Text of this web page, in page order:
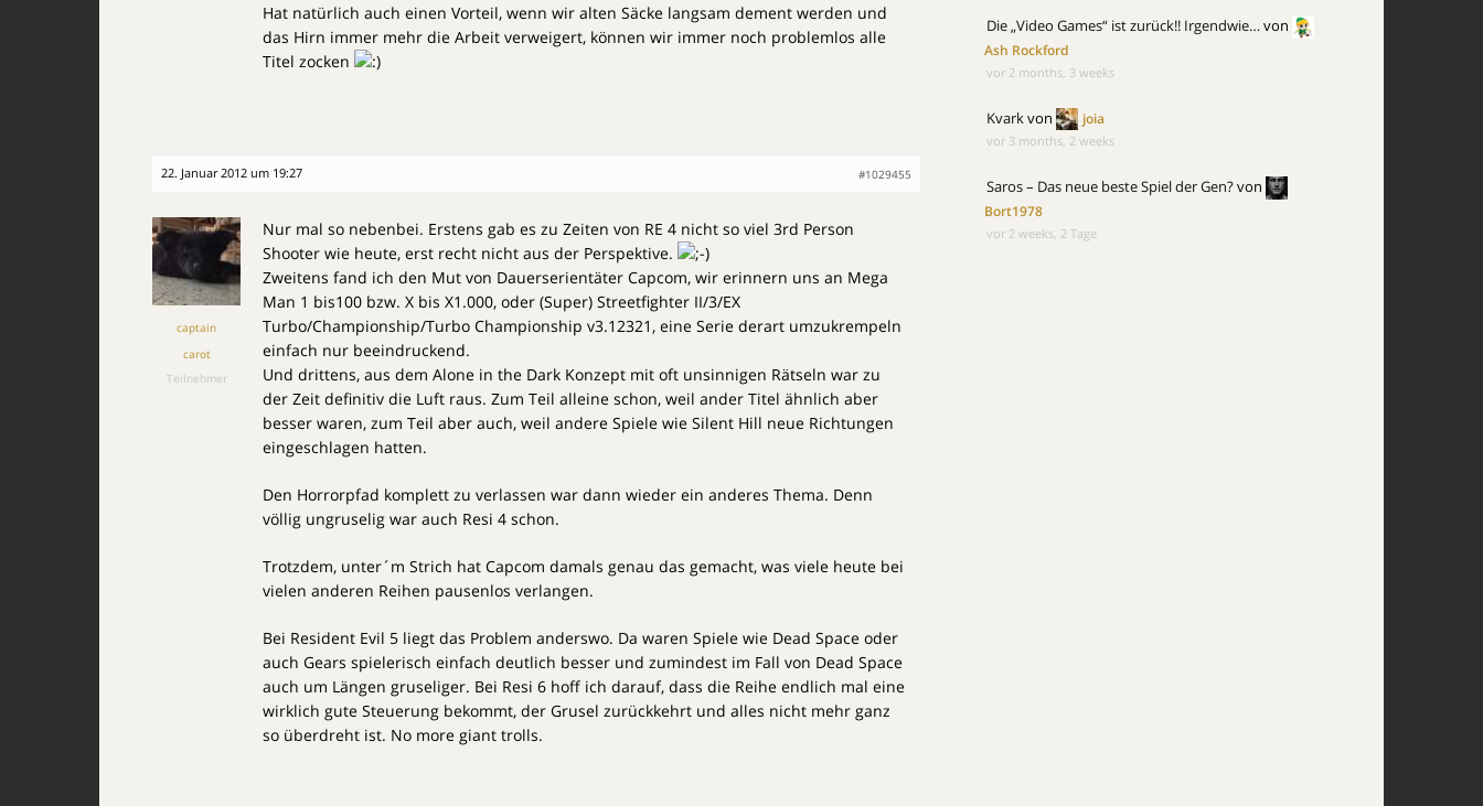
Hat natürlich auch einen Vorteil, wenn wir alten Säcke langsam dement werden und
das Hirn immer mehr die Arbeit verweigert, können wir immer noch problemlos alle
Titel zocken
22. Januar 2012 um 19:27 #1029455
captain
carot
Teilnehmer
Nur mal so nebenbei. Erstens gab es zu Zeiten von RE 4 nicht so viel 3rd Person
Shooter wie heute, erst recht nicht aus der Perspektive.
Zweitens fand ich den Mut von Dauerserientäter Capcom, wir erinnern uns an Mega
Man 1 bis100 bzw. X bis X1.000, oder (Super) Streetfighter II/3/EX
Turbo/Championship/Turbo Championship v3.12321, eine Serie derart umzukrempeln
einfach nur beeindruckend.
Und drittens, aus dem Alone in the Dark Konzept mit oft unsinnigen Rätseln war zu
der Zeit definitiv die Luft raus. Zum Teil alleine schon, weil ander Titel ähnlich aber
besser waren, zum Teil aber auch, weil andere Spiele wie Silent Hill neue Richtungen
eingeschlagen hatten.
Den Horrorpfad komplett zu verlassen war dann wieder ein anderes Thema. Denn
völlig ungruselig war auch Resi 4 schon.
Trotzdem, unter´m Strich hat Capcom damals genau das gemacht, was viele heute bei
vielen anderen Reihen pausenlos verlangen.
Bei Resident Evil 5 liegt das Problem anderswo. Da waren Spiele wie Dead Space oder
auch Gears spielerisch einfach deutlich besser und zumindest im Fall von Dead Space
auch um Längen gruseliger. Bei Resi 6 hoff ich darauf, dass die Reihe endlich mal eine
wirklich gute Steuerung bekommt, der Grusel zurückkehrt und alles nicht mehr ganz
so überdreht ist. No more giant trolls.
Die „Video Games“ ist zurück!! Irgendwie…von
Ash Rockford
vor 2 months, 3 weeks
Kvarkvon joia
vor 3 months, 2 weeks
Saros – Das neue beste Spiel der Gen?von
Bort1978
vor 2 weeks, 2 Tage